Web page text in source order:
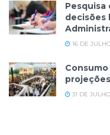
decisões
16 DE
31 DE